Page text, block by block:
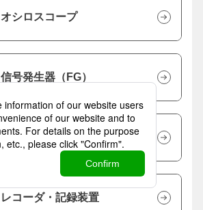
オシロスコープ
信号発生器（FG）
回路素子測定器
レコーダ・記録装置